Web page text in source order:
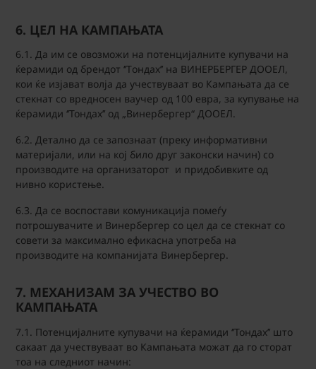
6. ЦЕЛ НА КАМПАЊАТА
6.1. Да им се овозможи на потенцијалните купувачи на
ќерамиди од брендот ‘’Tондах’’ на ВИНЕРБЕРГЕР ДООЕЛ,
кои ќе изјават волја да учествуваат во Кампањата да се
стекнат со вредносен ваучер од 100 евра, за купување на
ќерамиди ‘’Тондах’’ од „Винербергер“ ДООЕЛ.
6.2. Детално да се запознаат (преку информативни
материјали, или на кој било друг законски начин) со
производите на организаторот и придобивките од
нивно користење.
6.3. Да се ​​воспостави комуникација помеѓу
потрошувачите и Винербергер со цел да се стекнат со
совети за максимално ефикасна употреба на
производите на компанијата Винербергер.
7. МЕХАНИЗАМ ЗА УЧЕСТВО ВО
КАМПАЊАТА
7.1. Потенцијалните купувачи на ќерамиди ‘’Тондах’’ што
сакаат да учествуваат во Кампањата можат да го сторат
тоа на следниот начин: